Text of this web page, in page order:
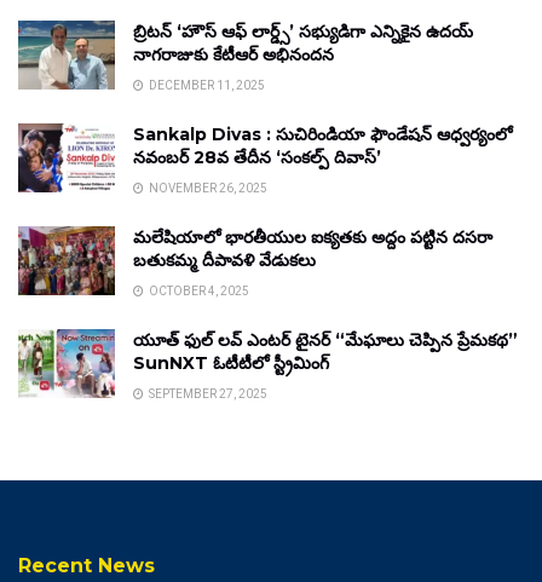
బ్రిటన్ ‘హౌస్ ఆఫ్ లార్డ్స్’ సభ్యుడిగా ఎన్నికైన ఉదయ్
నాగరాజుకు కేటీఆర్ అభినందన
DECEMBER 11, 2025
Sankalp Divas : సుచిరిండియా ఫౌండేషన్ ఆధ్వర్యంలో
నవంబర్ 28వ తేదీన ‘సంకల్ప్ దివాస్’
NOVEMBER 26, 2025
మలేషియాలో భారతీయుల ఐక్యతకు అద్దం పట్టిన దసరా
బతుకమ్మ దీపావళి వేడుకలు
OCTOBER 4, 2025
యూత్ ఫుల్ లవ్ ఎంటర్ టైనర్ “మేఘాలు చెప్పిన ప్రేమకథ”
SunNXT ఓటీటీలో స్ట్రీమింగ్
SEPTEMBER 27, 2025
Recent News